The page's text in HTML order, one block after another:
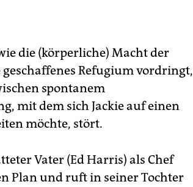
die (körperliche) Macht der
Refugium vordringt,
spontanem
mit dem sich Jackie auf einen
möchte, stört.
Vater (Ed Harris) als Chef
Plan und ruft in seiner Tochter